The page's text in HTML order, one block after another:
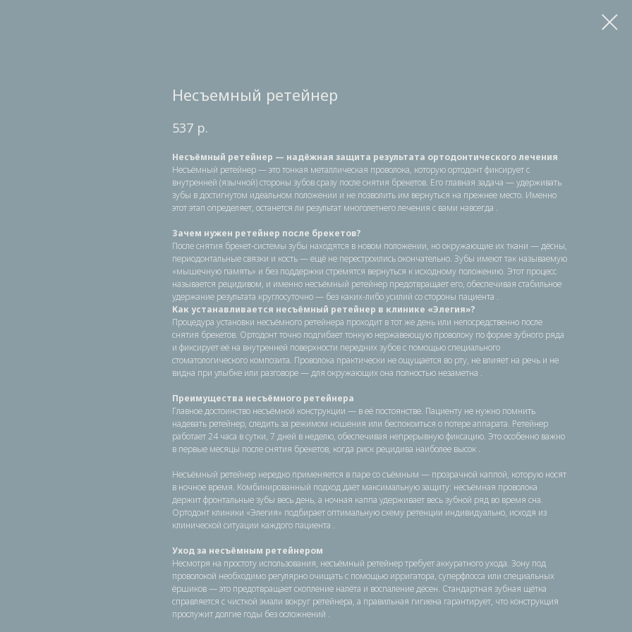
Несъемный ретейнер
537 р.
Несъёмный ретейнер — надёжная защита результата ортодонтического лечения
Несъёмный ретейнер — это тонкая металлическая проволока, которую ортодонт фиксирует с
внутренней (язычной) стороны зубов сразу после снятия брекетов. Его главная задача — удерживать
зубы в достигнутом идеальном положении и не позволить им вернуться на прежнее место. Именно
этот этап определяет, останется ли результат многолетнего лечения с вами навсегда .
Зачем нужен ретейнер после брекетов?
После снятия брекет-системы зубы находятся в новом положении, но окружающие их ткани — дёсны,
периодонтальные связки и кость — ещё не перестроились окончательно. Зубы имеют так называемую
«мышечную память» и без поддержки стремятся вернуться к исходному положению. Этот процесс
называется рецидивом, и именно несъёмный ретейнер предотвращает его, обеспечивая стабильное
удержание результата круглосуточно — без каких-либо усилий со стороны пациента .
Как устанавливается несъёмный ретейнер в клинике «Элегия»?
Процедура установки несъёмного ретейнера проходит в тот же день или непосредственно после
снятия брекетов. Ортодонт точно подгибает тонкую нержавеющую проволоку по форме зубного ряда
и фиксирует её на внутренней поверхности передних зубов с помощью специального
стоматологического композита. Проволока практически не ощущается во рту, не влияет на речь и не
видна при улыбке или разговоре — для окружающих она полностью незаметна .
Преимущества несъёмного ретейнера
Главное достоинство несъёмной конструкции — в её постоянстве. Пациенту не нужно помнить
надевать ретейнер, следить за режимом ношения или беспокоиться о потере аппарата. Ретейнер
работает 24 часа в сутки, 7 дней в неделю, обеспечивая непрерывную фиксацию. Это особенно важно
в первые месяцы после снятия брекетов, когда риск рецидива наиболее высок .
Несъёмный ретейнер нередко применяется в паре со съёмным — прозрачной каппой, которую носят
в ночное время. Комбинированный подход даёт максимальную защиту: несъёмная проволока
держит фронтальные зубы весь день, а ночная каппа удерживает весь зубной ряд во время сна.
Ортодонт клиники «Элегия» подбирает оптимальную схему ретенции индивидуально, исходя из
клинической ситуации каждого пациента .
Уход за несъёмным ретейнером
Несмотря на простоту использования, несъёмный ретейнер требует аккуратного ухода. Зону под
проволокой необходимо регулярно очищать с помощью ирригатора, суперфлосса или специальных
ёршиков — это предотвращает скопление налёта и воспаление дёсен. Стандартная зубная щётка
справляется с чисткой эмали вокруг ретейнера, а правильная гигиена гарантирует, что конструкция
прослужит долгие годы без осложнений .